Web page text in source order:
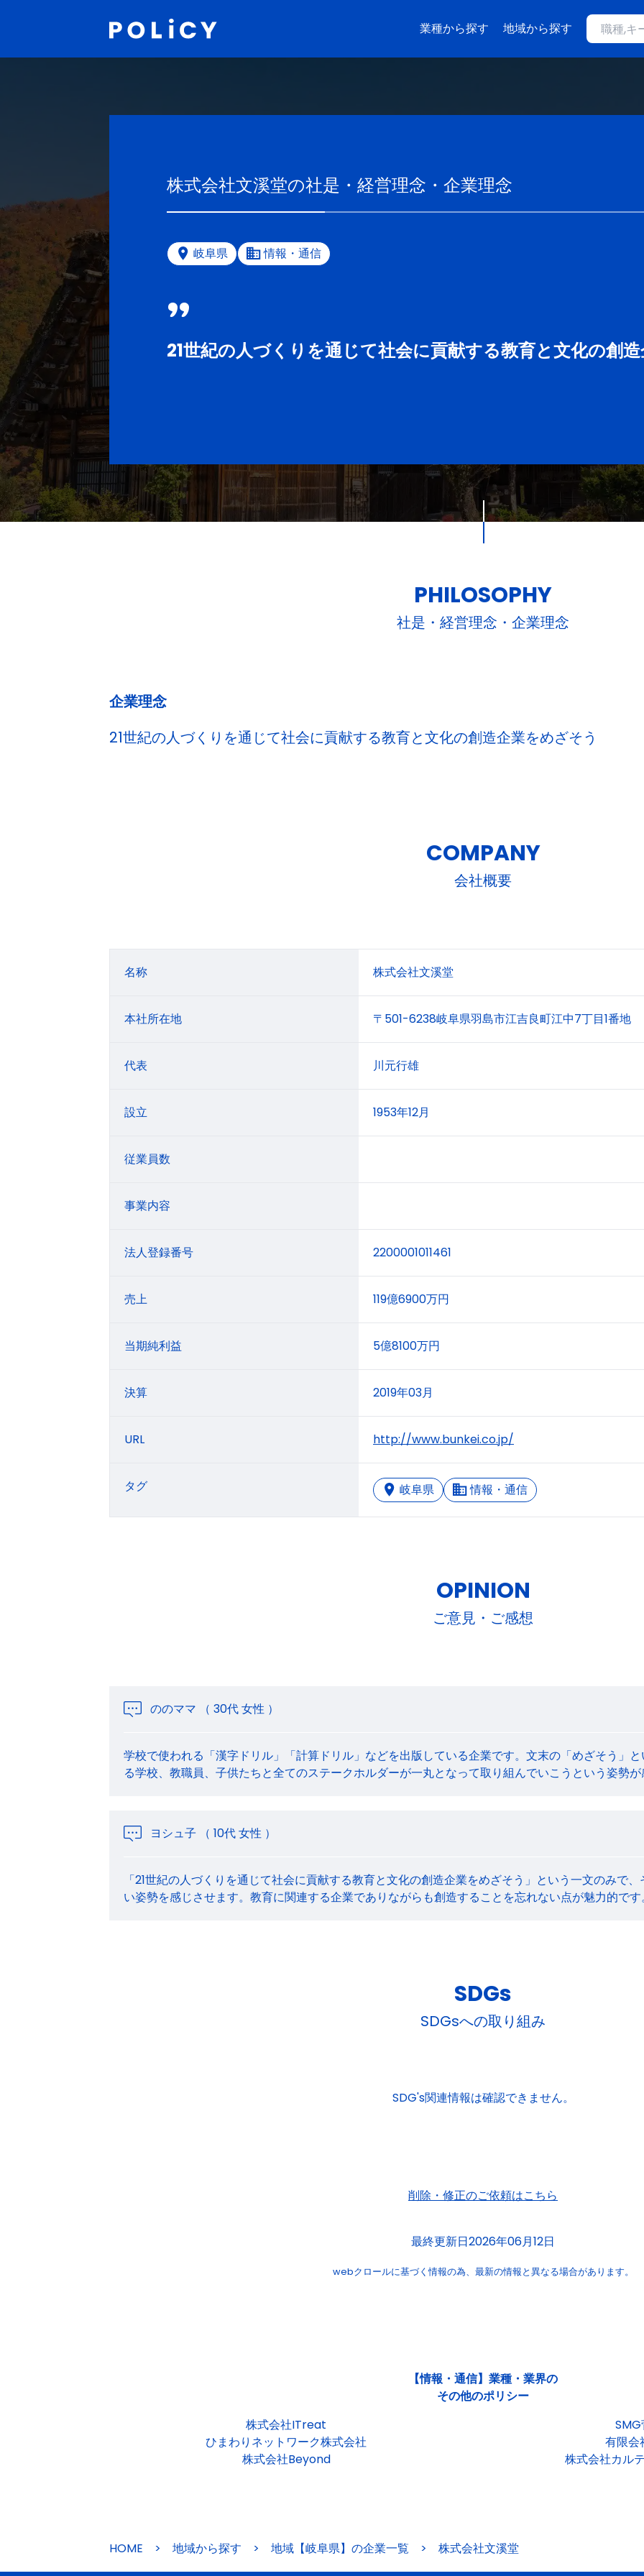
業種から探す 地域から探す
株式会社文溪堂の社是・経営理念・企業理念
岐阜県 情報・通信
21世紀の人づくりを通じて社会に貢献する教育と文化の創
PHILOSOPHY
社是・経営理念・企業理念
企業理念
21世紀の人づくりを通じて社会に貢献する教育と文化の創造企業をめざそう
COMPANY
会社概要
名称 株式会社文溪堂
本社所在地 〒501-6238岐阜県羽島市江吉良町江中7丁目1番地
代表 川元行雄
設立 1953年12月
従業員数
事業内容
法人登録番号 2200001011461
売上 119億6900万円
当期純利益 5億8100万円
決算 2019年03月
URL http://www.bunkei.co.jp/
タグ 岐阜県 情報・通信
OPINION
ご意見・ご感想
ののママ （ 30代 女性 ）
学校で使われる「漢字ドリル」「計算ドリル」などを出版している企業です。文末の「めざそう」
る学校、教職員、子供たちと全てのステークホルダーが一丸となって取り組んでいこうという姿勢が
ヨシュ子 （ 10代 女性 ）
「21世紀の人づくりを通じて社会に貢献する教育と文化の創造企業をめざそう」という一文のみで
い姿勢を感じさせます。教育に関連する企業でありながらも創造することを忘れない点が魅力的です。
SDGs
SDGsへの取り組み
SDG's関連情報は確認できません。
削除・修正のご依頼はこちら
最終更新日2026年06月12日
webクロールに基づく情報の為、 最新の情報と異なる場合があります。
【情報・通信】業種・業界の
その他のポリシー
株式会社ITreat
ひまわりネットワーク株式会社
有限会
株式会社Beyond
株式会社カル
HOME > 地域から探す > 地域【岐阜県】の企業一覧 > 株式会社文溪堂